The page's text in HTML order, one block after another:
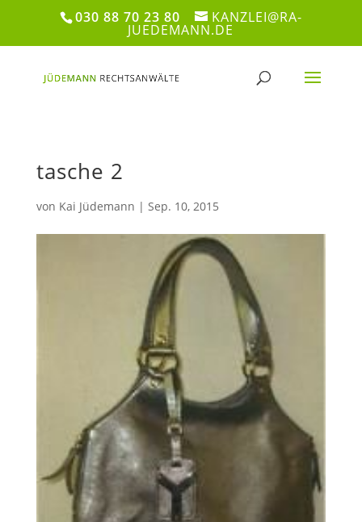
030 88 70 23 80 KANZLEI@RA-
JUEDEMANN.DE
tasche 2
von Kai Jüdemann | Sep. 10, 2015